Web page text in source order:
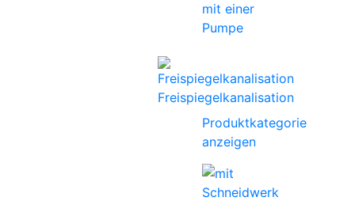
mit einer
Pumpe
Freispiegelkanalisation
Produktkategorie
anzeigen